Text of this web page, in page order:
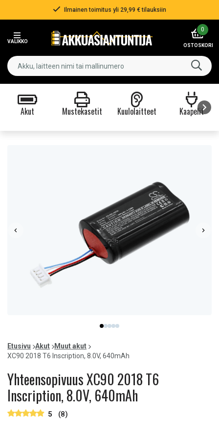
Ilmainen toimitus yli 29,99 € tilauksiin
VALIKKO
0
OSTOSKORI
Akut Mustekasetit Kuulolaitteet Kaapelit
item
item
item
item
item
of
5
Etusivu Akut
Muut akut
XC90 2018 T6 Inscription, 8.0V, 640mAh
Yhteensopivuus XC90 2018 T6
Inscription, 8.0V, 640mAh
5 (8)